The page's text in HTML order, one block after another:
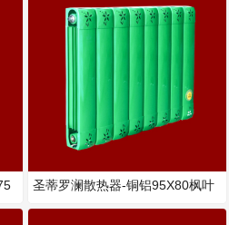
圣蒂罗澜散热器-铜铝95X80枫叶